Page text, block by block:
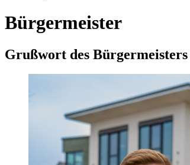
Bürgermeister
Grußwort des Bürgermeisters